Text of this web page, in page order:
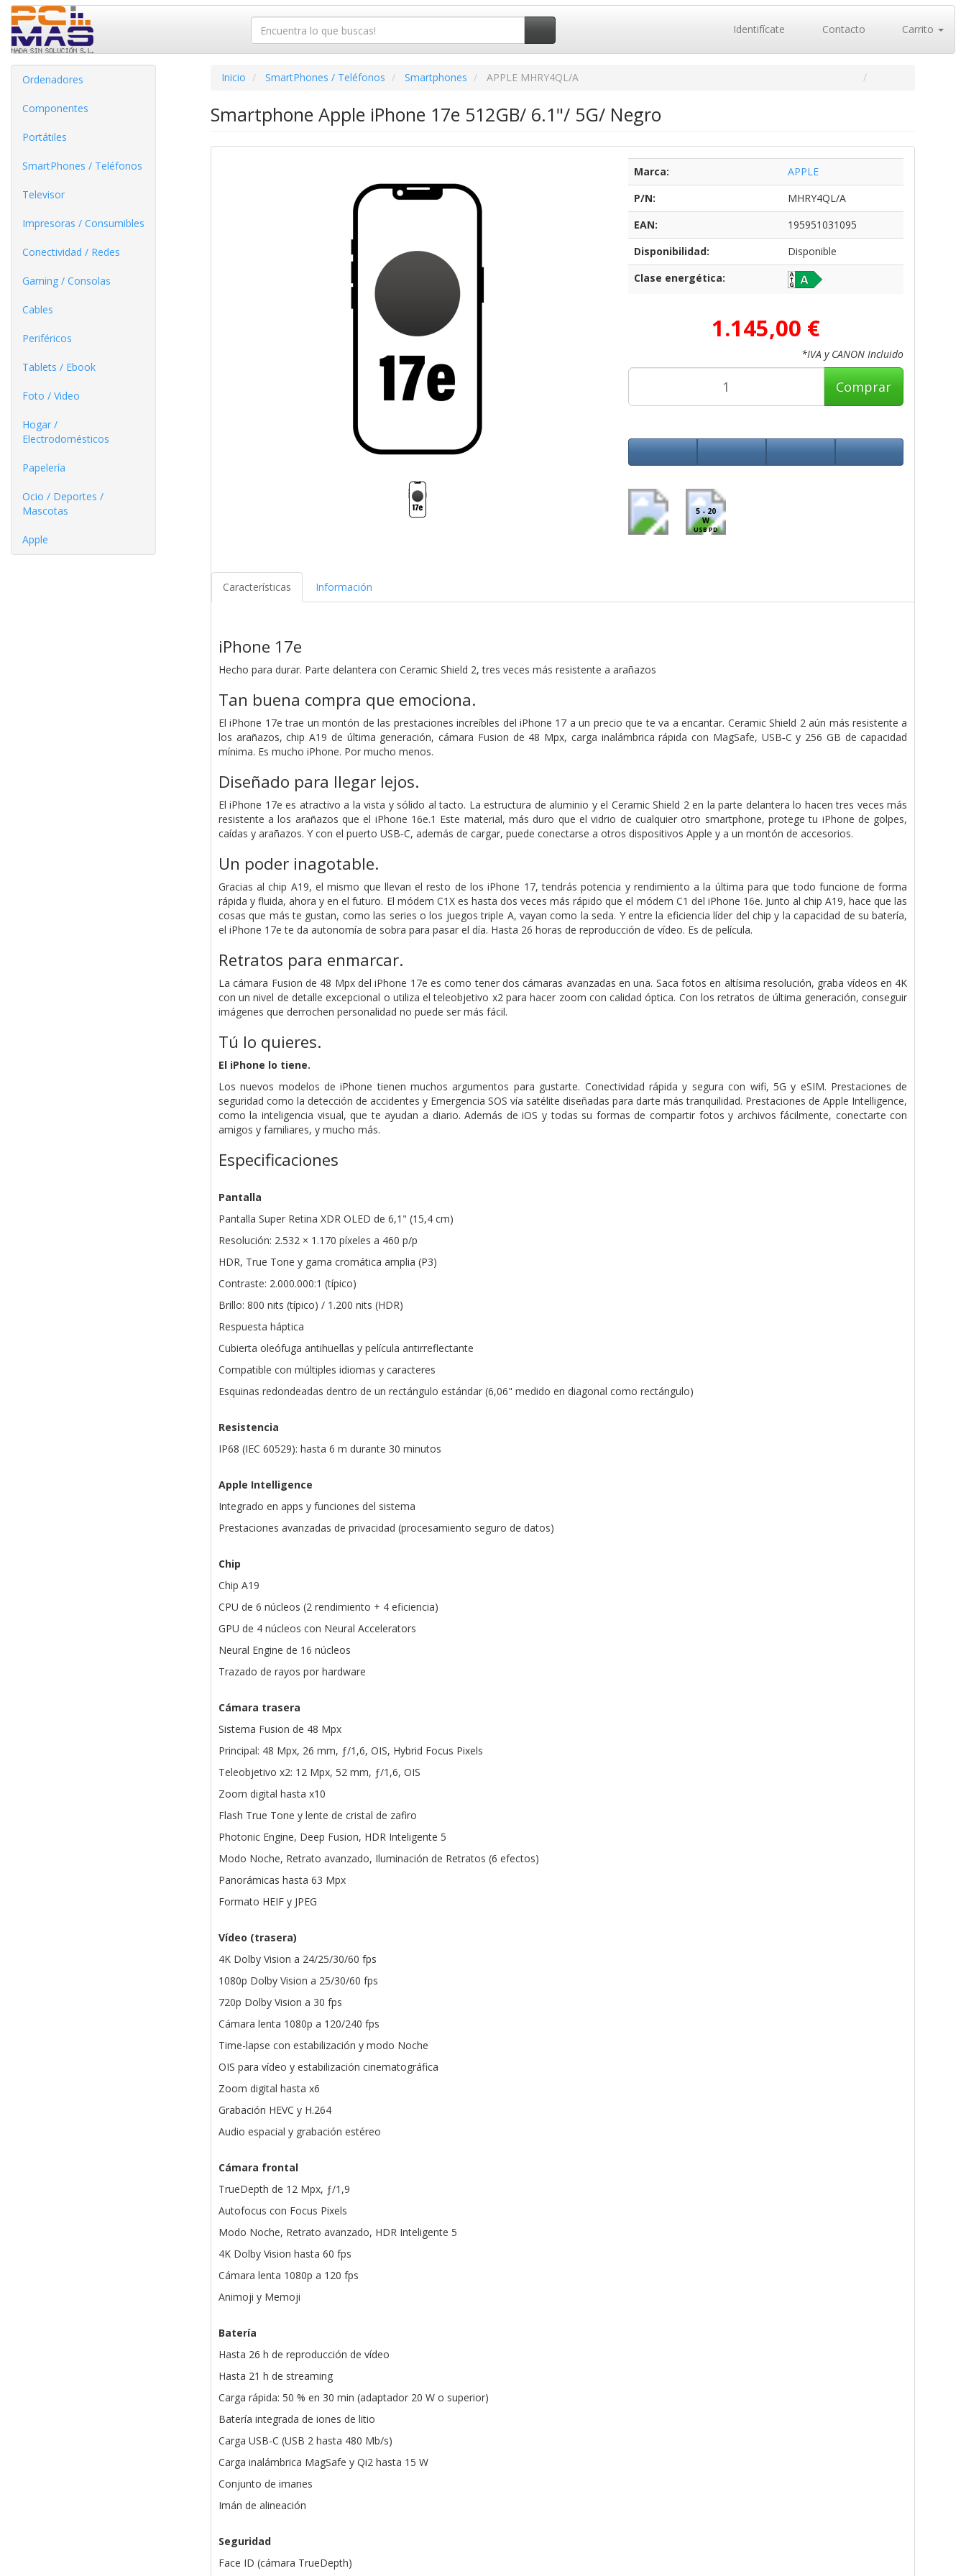
Identifícate Contacto Carrito
Ordenadores
Componentes
Portátiles
SmartPhones / Teléfonos
Televisor
Impresoras / Consumibles
Conectividad / Redes
Gaming / Consolas
Cables
Periféricos
Tablets / Ebook
Foto / Video
Hogar /
Electrodomésticos
Papelería
Ocio / Deportes /
Mascotas
Apple
Inicio SmartPhones / Teléfonos Smartphones APPLE MHRY4QL/A
Smartphone Apple iPhone 17e 512GB/ 6.1"/ 5G/ Negro
Marca:
APPLE
P/N:
MHRY4QL/A
EAN:
195951031095
Disponibilidad:
Disponible
Clase energética:
1.145,00 €
*IVA y CANON Incluido
Comprar
5 - 20
W
USB PD
Características Información
iPhone 17e
Hecho para durar. Parte delantera con Ceramic Shield 2, tres veces más resistente a arañazos
Tan buena compra que emociona.
El iPhone 17e trae un montón de las prestaciones increíbles del iPhone 17 a un precio que te va a encantar. Ceramic Shield 2 aún más resistente a
los arañazos, chip A19 de última generación, cámara Fusion de 48 Mpx, carga inalámbrica rápida con MagSafe, USB‑C y 256 GB de capacidad
mínima. Es mucho iPhone. Por mucho menos.
Diseñado para llegar lejos.
El iPhone 17e es atractivo a la vista y sólido al tacto. La estructura de aluminio y el Ceramic Shield 2 en la parte delantera lo hacen tres veces más
resistente a los arañazos que el iPhone 16e.1 Este material, más duro que el vidrio de cualquier otro smart­phone, protege tu iPhone de golpes,
caídas y arañazos. Y con el puerto USB‑C, además de cargar, puede conectarse a otros dispositivos Apple y a un montón de accesorios.
Un poder inagotable.
Gracias al chip A19, el mismo que llevan el resto de los iPhone 17, tendrás potencia y rendimiento a la última para que todo funcione de forma
rápida y fluida, ahora y en el futuro. El módem C1X es hasta dos veces más rápido que el módem C1 del iPhone 16e. Junto al chip A19, hace que las
cosas que más te gustan, como las series o los juegos triple A, vayan como la seda. Y entre la eficiencia líder del chip y la capacidad de su batería,
el iPhone 17e te da autonomía de sobra para pasar el día. Hasta 26 horas de reproducción de vídeo. Es de película.
Retratos para enmarcar.
La cámara Fusion de 48 Mpx del iPhone 17e es como tener dos cámaras avanzadas en una. Saca fotos en altísima resolución, graba vídeos en 4K
con un nivel de detalle excepcional o utiliza el teleobjetivo x2 para hacer zoom con calidad óptica. Con los retratos de última generación, conseguir
imágenes que derrochen personalidad no puede ser más fácil.
Tú lo quieres.
El iPhone lo tiene.
Los nuevos modelos de iPhone tienen muchos argumentos para gustarte. Conectividad rápida y segura con wifi, 5G y eSIM. Prestaciones de
seguridad como la detección de accidentes y Emergencia SOS vía satélite diseñadas para darte más tranquilidad. Prestaciones de Apple Intelligence,
como la inteligencia visual, que te ayudan a diario. Además de iOS y todas su formas de compartir fotos y archivos fácilmente, conectarte con
amigos y familiares, y mucho más.
Especificaciones
Pantalla
Pantalla Super Retina XDR OLED de 6,1" (15,4 cm)
Resolución: 2.532 × 1.170 píxeles a 460 p/p
HDR, True Tone y gama cromática amplia (P3)
Contraste: 2.000.000:1 (típico)
Brillo: 800 nits (típico) / 1.200 nits (HDR)
Respuesta háptica
Cubierta oleófuga antihuellas y película antirreflectante
Compatible con múltiples idiomas y caracteres
Esquinas redondeadas dentro de un rectángulo estándar (6,06" medido en diagonal como rectángulo)
Resistencia
IP68 (IEC 60529): hasta 6 m durante 30 minutos
Apple Intelligence
Integrado en apps y funciones del sistema
Prestaciones avanzadas de privacidad (procesamiento seguro de datos)
Chip
Chip A19
CPU de 6 núcleos (2 rendimiento + 4 eficiencia)
GPU de 4 núcleos con Neural Accelerators
Neural Engine de 16 núcleos
Trazado de rayos por hardware
Cámara trasera
Sistema Fusion de 48 Mpx
Principal: 48 Mpx, 26 mm, ƒ/1,6, OIS, Hybrid Focus Pixels
Teleobjetivo x2: 12 Mpx, 52 mm, ƒ/1,6, OIS
Zoom digital hasta x10
Flash True Tone y lente de cristal de zafiro
Photonic Engine, Deep Fusion, HDR Inteligente 5
Modo Noche, Retrato avanzado, Iluminación de Retratos (6 efectos)
Panorámicas hasta 63 Mpx
Formato HEIF y JPEG
Vídeo (trasera)
4K Dolby Vision a 24/25/30/60 fps
1080p Dolby Vision a 25/30/60 fps
720p Dolby Vision a 30 fps
Cámara lenta 1080p a 120/240 fps
Time-lapse con estabilización y modo Noche
OIS para vídeo y estabilización cinematográfica
Zoom digital hasta x6
Grabación HEVC y H.264
Audio espacial y grabación estéreo
Cámara frontal
TrueDepth de 12 Mpx, ƒ/1,9
Autofocus con Focus Pixels
Modo Noche, Retrato avanzado, HDR Inteligente 5
4K Dolby Vision hasta 60 fps
Cámara lenta 1080p a 120 fps
Animoji y Memoji
Batería
Hasta 26 h de reproducción de vídeo
Hasta 21 h de streaming
Carga rápida: 50 % en 30 min (adaptador 20 W o superior)
Batería integrada de iones de litio
Carga USB-C (USB 2 hasta 480 Mb/s)
Carga inalámbrica MagSafe y Qi2 hasta 15 W
Conjunto de imanes
Imán de alineación
Seguridad
Face ID (cámara TrueDepth)